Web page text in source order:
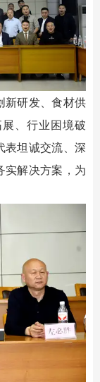
研发、食材供
、行业困境破
表坦诚交流、深
实解决方案，为